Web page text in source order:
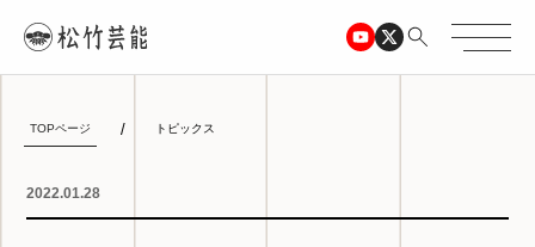
TOPページ トピックス
2022.01.28